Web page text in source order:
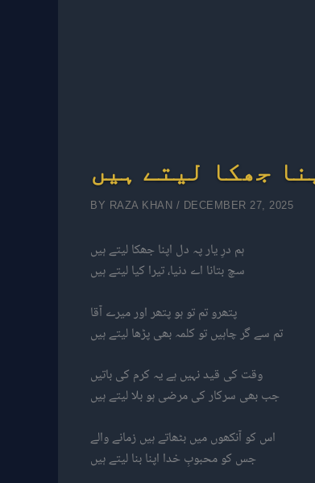
جھکا لیتے ہیں
BY RAZA KHAN / DECEMBER 27, 2025
ہم درِ یار پہ دل اپنا جھکا لیتے ہیں
سچ بتانا اے دنیا، تیرا کیا لیتے ہیں
پتھرو تم تو ہو پتھر اور میرے آقا
تم سے گر چاہیں تو کلمہ بھی پڑھا لیتے ہیں
وقت کی قید نہیں ہے یہ کرم کی باتیں
جب بھی سرکار کی مرضی ہو بلا لیتے ہیں
اس کو آنکھوں میں بٹھاتے ہیں زمانے والے
جس کو محبوبِ خدا اپنا بنا لیتے ہیں